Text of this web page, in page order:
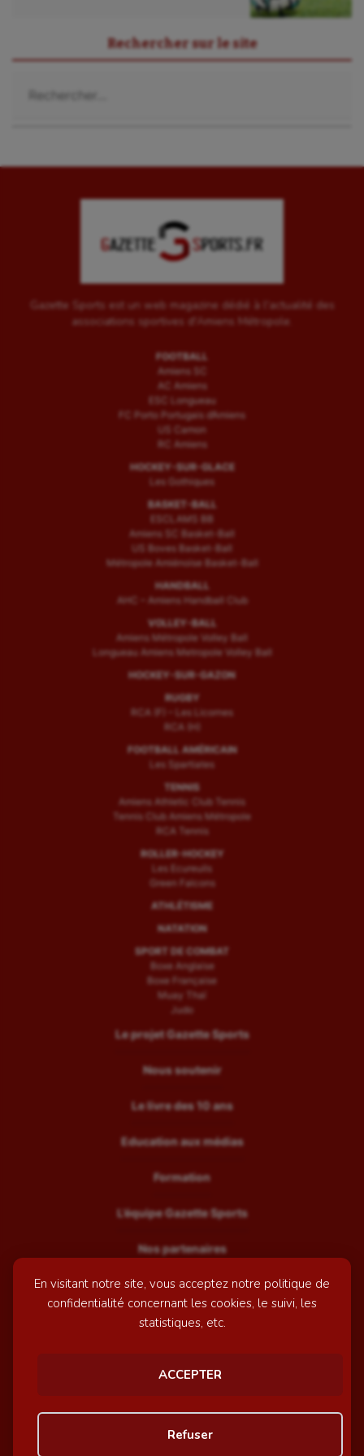
En visitant notre site, vous acceptez notre politique de
confidentialité concernant les cookies, le suivi, les
statistiques, etc.
ACCEPTER
Refuser
Voile
Water-polo
Rechercher sur le site
Gazette Sports est un web magazine dédié à l'actualité des
associations sportives d'Amiens Métropole.
FOOTBALL
Amiens SC
AC Amiens
ESC Longueau
FC Porto Portugais d’Amiens
US Camon
RC Amiens
HOCKEY-SUR-GLACE
Les Gothiques
BASKET-BALL
ESCLAMS BB
Amiens SC Basket-Ball
US Boves Basket-Ball
Métropole Amiénoise Basket-Ball
HANDBALL
AHC – Amiens Handball Club
VOLLEY-BALL
Amiens Métropole Volley Ball
Longueau Amiens Metropole Volley Ball
HOCKEY-SUR-GAZON
RUGBY
RCA (F) – Les Licornes
RCA (H)
FOOTBALL AMÉRICAIN
Les Spartiates
TENNIS
Amiens Athletic Club Tennis
Tennis Club Amiens Métropole
RCA Tennis
ROLLER-HOCKEY
Les Ecureuils
Green Falcons
ATHLÉTISME
NATATION
SPORT DE COMBAT
Boxe Anglaise
Boxe Française
Muay Thaï
Judo
Le projet Gazette Sports
Nous soutenir
Le livre des 10 ans
Education aux médias
Formation
L’équipe Gazette Sports
Nos partenaires
Recrutement
Mentions légales
© GazetteSports - 2026 | Site internet réalisé par
Awelty